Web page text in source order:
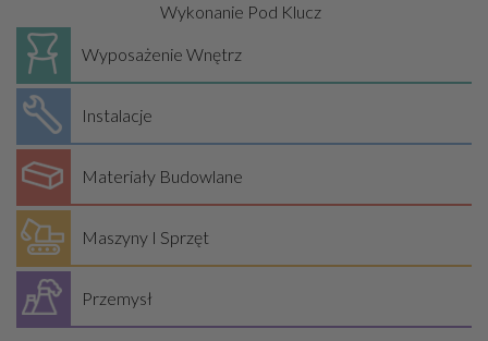
Wykonanie Pod Klucz
Wyposażenie Wnętrz
Instalacje
Materiały Budowlane
Maszyny I Sprzęt
Przemysł